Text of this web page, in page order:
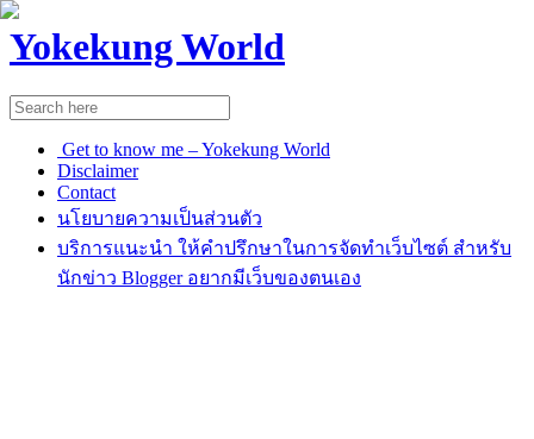
Yokekung World
Get to know me – Yokekung World
Disclaimer
Contact
นโยบายความเป็นส่วนตัว
บริการแนะนำ ให้คำปรึกษาในการจัดทำเว็บไซต์ สำหรับ
นักข่าว Blogger อยากมีเว็บของตนเอง